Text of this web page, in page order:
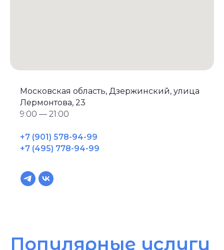
Московская область, Дзержинский, улица
Лермонтова, 23
9:00 — 21:00
+7 (901) 578-94-99
+7 (495) 778-94-99
Популярные услуги